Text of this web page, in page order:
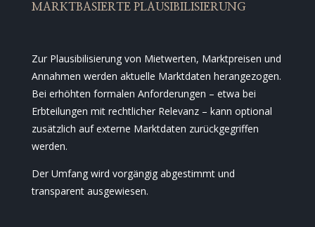
MARKTBASIERTE PLAUSIBILISIERUNG
Zur Plausibilisierung von Mietwerten, Marktpreisen und
Annahmen werden aktuelle Marktdaten herangezogen.
Bei erhöhten formalen Anforderungen – etwa bei
Erbteilungen mit rechtlicher Relevanz – kann optional
zusätzlich auf externe Marktdaten zurückgegriffen
werden.
Der Umfang wird vorgängig abgestimmt und
transparent ausgewiesen.